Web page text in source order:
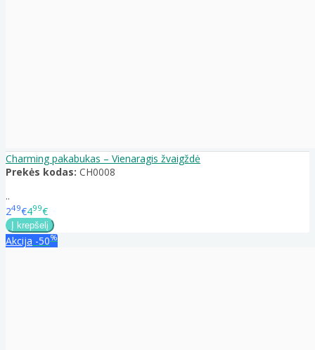
Charming pakabukas – Vienaragis žvaigždė
Prekės kodas: CH0008
..
249€499€
Akcija -50%